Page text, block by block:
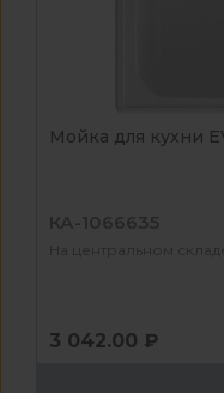
Мойка для кухни
КА-1066635
На центральном
3 042.00 ₽